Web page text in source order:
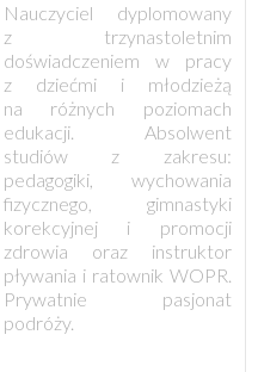
Nauczyciel dyplomowany
z trzynastoletnim
doświadczeniem w pracy
z dziećmi i młodzieżą
na różnych poziomach
edukacji. Absolwent
studiów z zakresu:
pedagogiki, wychowania
fizycznego, gimnastyki
korekcyjnej i promocji
zdrowia oraz instruktor
pływania i ratownik WOPR.
Prywatnie pasjonat
podróży.